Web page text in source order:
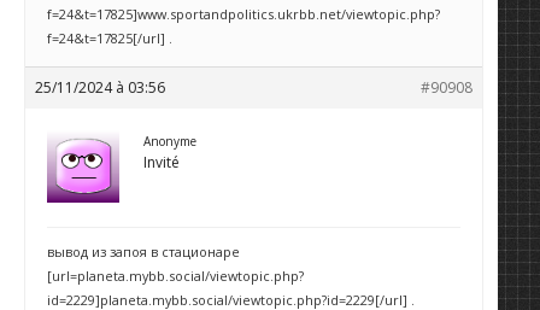
f=24&t=17825]www.sportandpolitics.ukrbb.net/viewtopic.php?
f=24&t=17825[/url] .
25/11/2024 à 03:56 #90908
Anonyme
Invité
вывод из запоя в стационаре
[url=planeta.mybb.social/viewtopic.php?
id=2229]planeta.mybb.social/viewtopic.php?id=2229[/url] .